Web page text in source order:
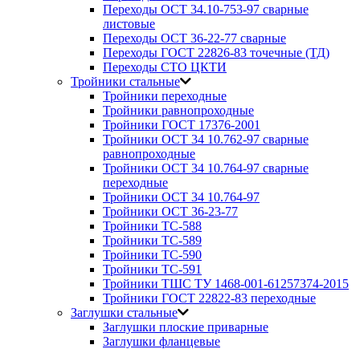
Переходы ОСТ 34.10-753-97 сварные
листовые
Переходы ОСТ 36-22-77 сварные
Переходы ГОСТ 22826-83 точечные (ТД)
Переходы СТО ЦКТИ
Тройники стальные
Тройники переходные
Тройники равнопроходные
Тройники ГОСТ 17376-2001
Тройники ОСТ 34 10.762-97 сварные
равнопроходные
Тройники ОСТ 34 10.764-97 сварные
переходные
Тройники ОСТ 34 10.764-97
Тройники ОСТ 36-23-77
Тройники ТС-588
Тройники ТС-589
Тройники ТС-590
Тройники ТС-591
Тройники ТШС ТУ 1468-001-61257374-2015
Тройники ГОСТ 22822-83 переходные
Заглушки стальные
Заглушки плоские приварные
Заглушки фланцевые